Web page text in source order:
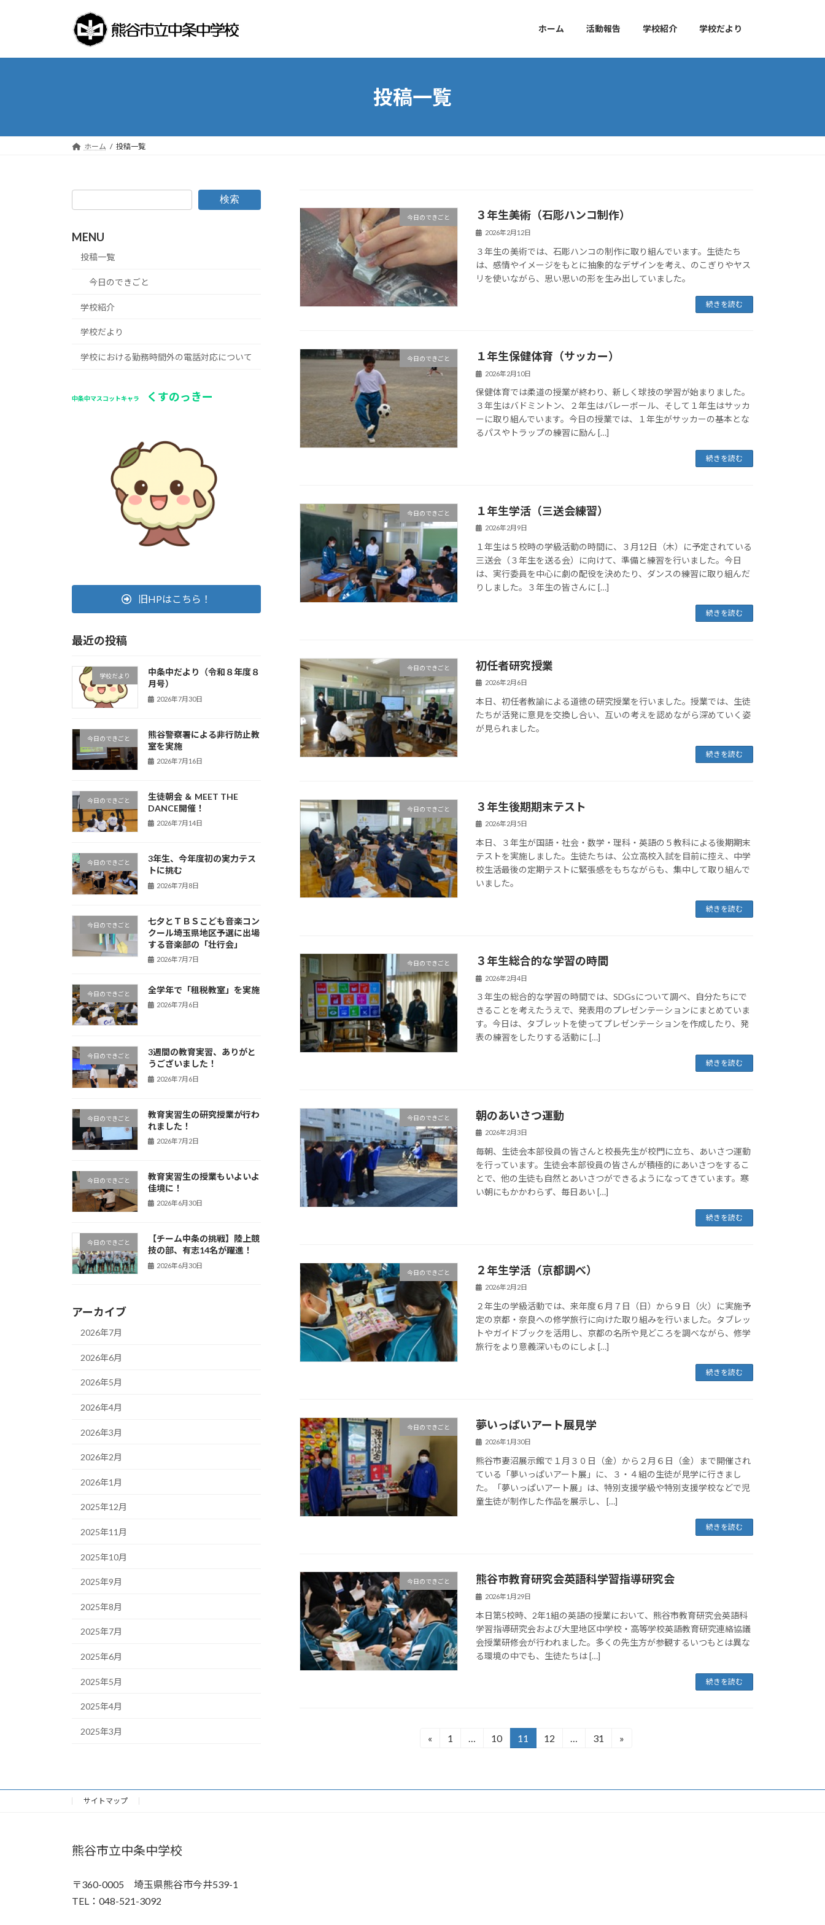
プ
動
ホーム 活動報告 学校紹介 学校だより
投稿一覧
ホーム 投稿一覧
今日のできごと ３年生美術（石彫ハンコ制作）
2026年2月12日
３年生の美術では、石彫ハンコの制作に取り組んでいます。生徒たち
は、感情やイメージをもとに抽象的なデザインを考え、のこぎりやヤス
リを使いながら、思い思いの形を生み出していました。
続きを読む
今日のできごと １年生保健体育（サッカー）
2026年2月10日
保健体育では柔道の授業が終わり、新しく球技の学習が始まりました。
３年生はバドミントン、２年生はバレーボール、そして１年生はサッカ
ーに取り組んでいます。今日の授業では、１年生がサッカーの基本とな
るパスやトラップの練習に励ん […]
続きを読む
今日のできごと １年生学活（三送会練習）
2026年2月9日
１年生は５校時の学級活動の時間に、３月12日（木）に予定されている
三送会（３年生を送る会）に向けて、準備と練習を行いました。今日
は、実行委員を中心に劇の配役を決めたり、ダンスの練習に取り組んだ
りしました。３年生の皆さんに […]
続きを読む
今日のできごと 初任者研究授業
2026年2月6日
本日、初任者教諭による道徳の研究授業を行いました。授業では、生徒
たちが活発に意見を交換し合い、互いの考えを認めながら深めていく姿
が見られました。
続きを読む
今日のできごと ３年生後期期末テスト
2026年2月5日
本日、３年生が国語・社会・数学・理科・英語の５教科による後期期末
テストを実施しました。生徒たちは、公立高校入試を目前に控え、中学
校生活最後の定期テストに緊張感をもちながらも、集中して取り組んで
いました。
続きを読む
今日のできごと ３年生総合的な学習の時間
2026年2月4日
３年生の総合的な学習の時間では、SDGsについて調べ、自分たちにで
きることを考えたうえで、発表用のプレゼンテーションにまとめていま
す。今日は、タブレットを使ってプレゼンテーションを作成したり、発
表の練習をしたりする活動に […]
続きを読む
今日のできごと 朝のあいさつ運動
2026年2月3日
毎朝、生徒会本部役員の皆さんと校長先生が校門に立ち、あいさつ運動
を行っています。生徒会本部役員の皆さんが積極的にあいさつをするこ
とで、他の生徒も自然とあいさつができるようになってきています。寒
い朝にもかかわらず、毎日あい […]
続きを読む
今日のできごと ２年生学活（京都調べ）
2026年2月2日
２年生の学級活動では、来年度６月７日（日）から９日（火）に実施予
定の京都・奈良への修学旅行に向けた取り組みを行いました。タブレッ
トやガイドブックを活用し、京都の名所や見どころを調べながら、修学
旅行をより意義深いものにしよ […]
続きを読む
今日のできごと 夢いっぱいアート展見学
2026年1月30日
熊谷市妻沼展示館で１月３０日（金）から２月６日（金）まで開催され
ている「夢いっぱいアート展」に、３・４組の生徒が見学に行きまし
た。「夢いっぱいアート展」は、特別支援学級や特別支援学校などで児
童生徒が制作した作品を展示し、 […]
続きを読む
今日のできごと 熊谷市教育研究会英語科学習指導研究会
2026年1月29日
本日第5校時、2年1組の英語の授業において、熊谷市教育研究会英語科
学習指導研究会および大里地区中学校・高等学校英語教育研究連絡協議
会授業研修会が行われました。多くの先生方が参観するいつもとは異な
る環境の中でも、生徒たちは […]
続きを読む
の
«
固
1 …
固
10
固
11
固
12 …
固
31 »
検索
MENU
投稿一覧
今日のできごと
学校紹介
学校だより
学校における勤務時間外の電話対応について
中条中マスコットキャラ くすのっきー
旧HPはこちら！
最近の投稿
学校だより
中条中だより（令和８年度８
月号）
2026年7月30日
今日のできごと
熊谷警察署による非行防止教
室を実施
2026年7月16日
今日のできごと
生徒朝会 ＆ MEET THE
DANCE開催！
2026年7月14日
今日のできごと
3年生、今年度初の実力テス
トに挑む
2026年7月8日
今日のできごと
七夕とＴＢＳこども音楽コン
クール埼玉県地区予選に出場
する音楽部の「壮行会」
2026年7月7日
今日のできごと 全学年で「租税教室」を実施
2026年7月6日
今日のできごと
3週間の教育実習、ありがと
うございました！
2026年7月6日
今日のできごと
教育実習生の研究授業が行わ
れました！
2026年7月2日
今日のできごと
教育実習生の授業もいよいよ
佳境に！
2026年6月30日
今日のできごと
【チーム中条の挑戦】陸上競
技の部、有志14名が躍進！
2026年6月30日
アーカイブ
2026年7月
2026年6月
2026年5月
2026年4月
2026年3月
2026年2月
2026年1月
2025年12月
2025年11月
2025年10月
2025年9月
2025年8月
2025年7月
2025年6月
2025年5月
2025年4月
2025年3月
サイトマップ
熊谷市立中条中学校
〒360-0005 埼玉県熊谷市今井539-1
TEL：048-521-3092